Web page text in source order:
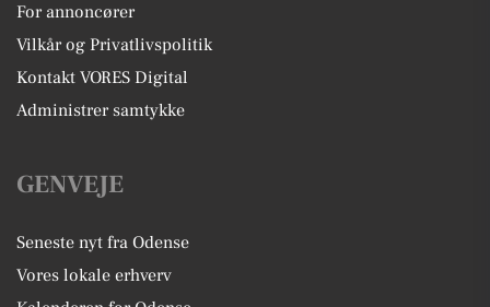
For annoncører
Vilkår og Privatlivspolitik
Kontakt VORES Digital
Administrer samtykke
GENVEJE
Seneste nyt fra Odense
Vores lokale erhverv